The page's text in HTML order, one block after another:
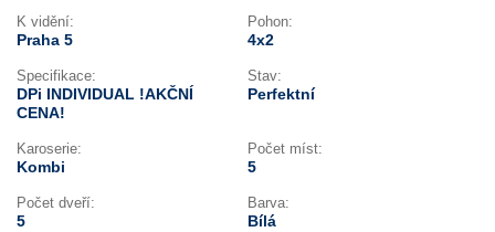
K vidění:
Praha 5
Pohon:
4x2
Specifikace:
DPi INDIVIDUAL !AKČNÍ
CENA!
Stav:
Perfektní
Karoserie:
Kombi
Počet míst:
5
Počet dveří:
5
Barva:
Bílá